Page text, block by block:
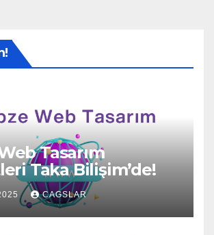
Tasarım
Taka Bilişim’de!
CAGSLAR